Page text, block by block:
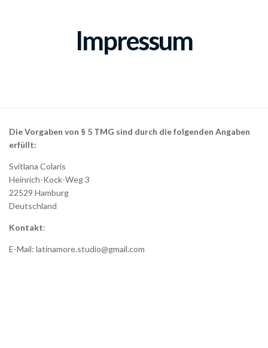
Impressum
Die Vorgaben von § 5 TMG sind durch die folgenden Angaben
erfüllt:
Svitlana Colaris
Heinrich-Kock-Weg 3
22529 Hamburg
Deutschland
Kontakt:
E-Mail: latinamore.studio@gmail.com